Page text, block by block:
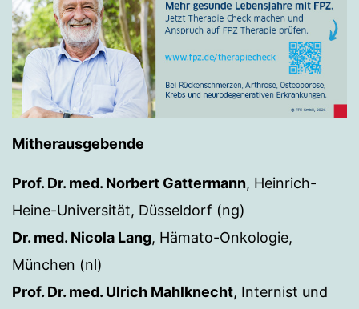
Mitherausgebende
Prof. Dr. med. Norbert Gattermann, Heinrich-
Heine-Universität, Düsseldorf (ng)
Dr. med. Nicola Lang, Hämato-Onkologie,
München (nl)
Prof. Dr. med. Ulrich Mahlknecht, Internist und